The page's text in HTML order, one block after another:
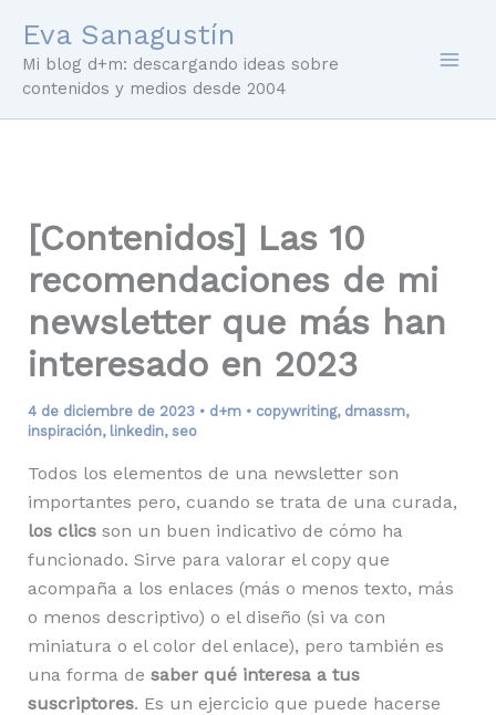
contenido
Eva Sanagustín
Mi blog d+m: descargando ideas sobre
contenidos y medios desde 2004
[Contenidos] Las 10
recomendaciones de mi
newsletter que más han
interesado en 2023
4 de diciembre de 2023 • d+m• copywriting, dmassm,
inspiración, linkedin, seo
Todos los elementos de una newsletter son
importantes pero, cuando se trata de una curada,
los clics son un buen indicativo de cómo ha
funcionado. Sirve para valorar el copy que
acompaña a los enlaces (más o menos texto, más
o menos descriptivo) o el diseño (si va con
miniatura o el color del enlace), pero también es
una forma de saber qué interesa a tus
suscriptores. Es un ejercicio que puede hacerse